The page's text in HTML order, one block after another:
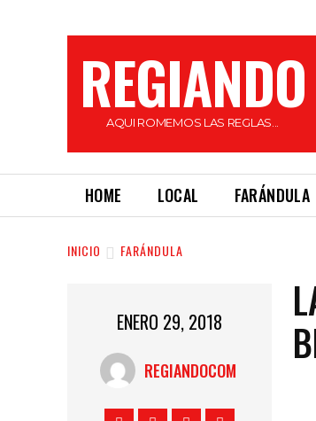
REGIANDO
AQUI ROMEMOS LAS REGLAS...
HOME LOCAL FARÁNDULA
INICIO FARÁNDULA
ENERO 29, 2018
REGIANDOCOM